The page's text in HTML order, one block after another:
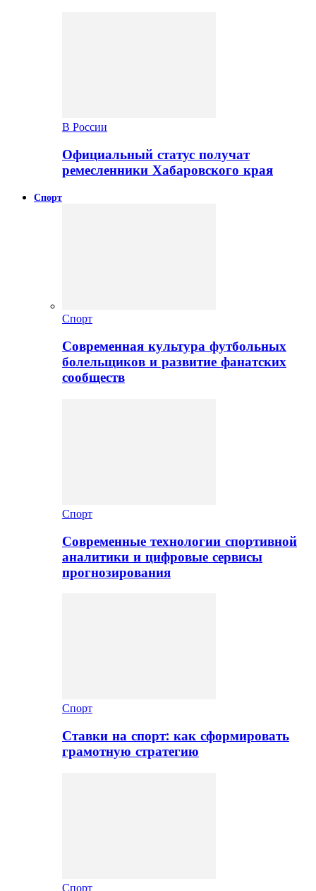
В России
Официальный статус получат
ремесленники Хабаровского края
Спорт
Спорт
Современная культура футбольных
болельщиков и развитие фанатских
сообществ
Спорт
Современные технологии спортивной
аналитики и цифровые сервисы
прогнозирования
Спорт
Ставки на спорт: как сформировать
грамотную стратегию
Спорт